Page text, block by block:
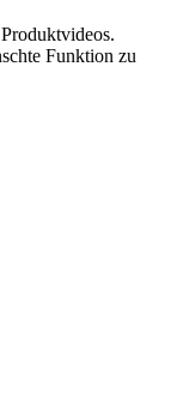
Funktion zu